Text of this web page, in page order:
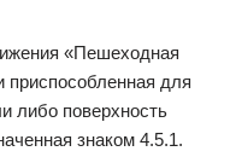
«Пешеходная
для
либо поверхность
знаком 4.5.1.